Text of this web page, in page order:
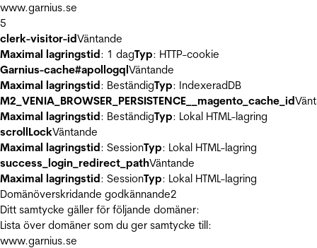
www.garnius.se
5
clerk-visitor-idVäntande
Maximal lagringstid: 1 dagTyp: HTTP-cookie
Garnius-cache#apollogqlVäntande
Maximal lagringstid: BeständigTyp: IndexeradDB
M2_VENIA_BROWSER_PERSISTENCE__magento_cache_id
Maximal lagringstid: BeständigTyp: Lokal HTML-lagring
scrollLockVäntande
Maximal lagringstid: SessionTyp: Lokal HTML-lagring
success_login_redirect_pathVäntande
Maximal lagringstid: SessionTyp: Lokal HTML-lagring
Domänöverskridande godkännande2
Ditt samtycke gäller för följande domäner:
Lista över domäner som du ger samtycke till:
www.garnius.se